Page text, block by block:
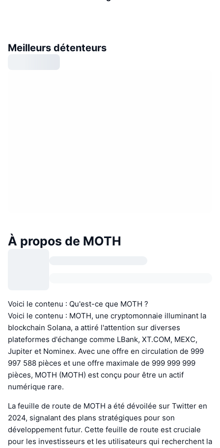
Meilleurs détenteurs
À propos de MOTH
Voici le contenu : Qu'est-ce que MOTH ?
Voici le contenu : MOTH, une cryptomonnaie illuminant la
blockchain Solana, a attiré l'attention sur diverses
plateformes d'échange comme LBank, XT.COM, MEXC,
Jupiter et Nominex. Avec une offre en circulation de 999
997 588 pièces et une offre maximale de 999 999 999
pièces, MOTH (MOTH) est conçu pour être un actif
numérique rare.
La feuille de route de MOTH a été dévoilée sur Twitter en
2024, signalant des plans stratégiques pour son
développement futur. Cette feuille de route est cruciale
pour les investisseurs et les utilisateurs qui recherchent la